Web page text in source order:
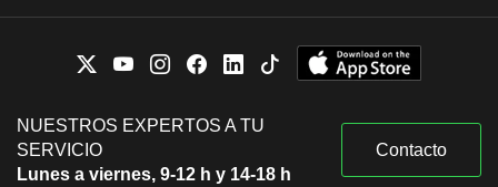
NUESTROS EXPERTOS A TU
SERVICIO
Lunes a viernes, 9-12 h y 14-18 h
Contacto